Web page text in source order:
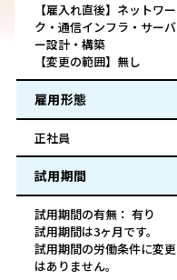
【雇入れ直後】ネットワー
ク・通信インフラ・サーバ
ー設計・構築
【変更の範囲】無し
雇用形態
正社員
試用期間
試用期間の有無： 有り
試用期間は3ヶ月です。
試用期間の労働条件に変更
はありません。